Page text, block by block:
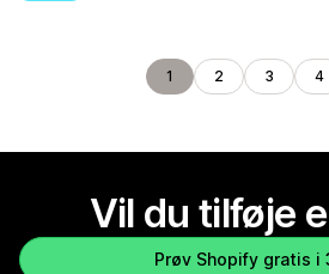
1 2 3 4
Vil du tilføje
Prøv Shopify gratis i